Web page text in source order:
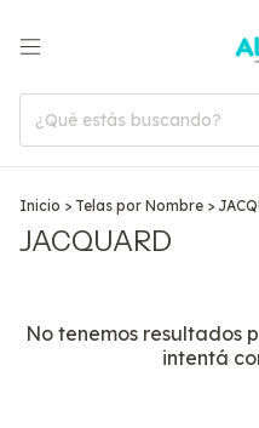
Inicio > Telas por Nombre >
JACQUARD
No tenemos resultados
intentá